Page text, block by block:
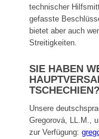
technischer
gefasste
bietet aber auch
Streitigkeiten.
SIE HABEN
Unsere
Gregorová, LL.M.,
zur Verfügung: